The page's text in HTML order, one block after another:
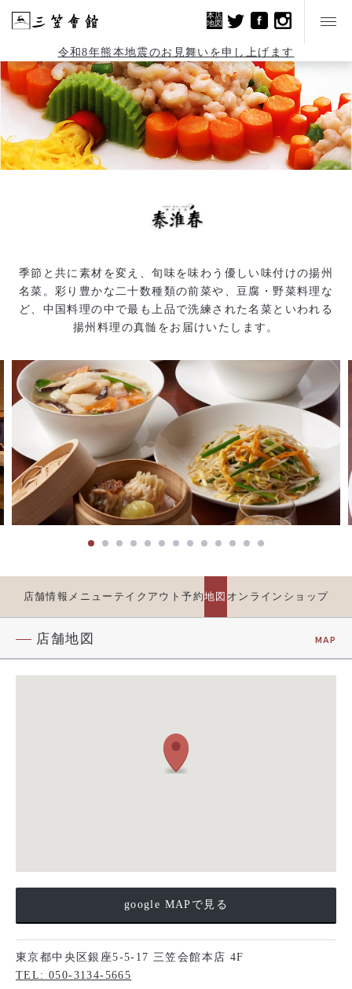
本店
地図
令和8年熊本地震のお見舞いを申し上げます
季節と共に素材を変え、旬味を味わう優しい味付けの揚州
名菜。彩り豊かな二十数種類の前菜や、豆腐・野菜料理な
ど、中国料理の中で最も上品で洗練された名菜といわれる
揚州料理の真髄をお届けいたします。
店舗情報 メニュー テイクアウト予約地図 オンラインショップ
店舗地図 MAP
google MAPで見る
東京都中央区銀座5-5-17 三笠会館本店 4F
TEL: 050-3134-5665